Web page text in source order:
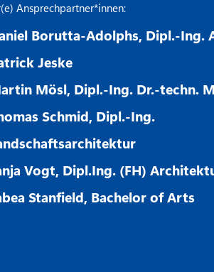
Ansprechpartner*innen:
Borutta-Adolphs, Dipl.-Ing.
Jeske
Mösl, Dipl.-Ing. Dr.-techn.
Schmid, Dipl.-Ing.
Vogt, Dipl.Ing. (FH)
Stanfield, Bachelor of Arts